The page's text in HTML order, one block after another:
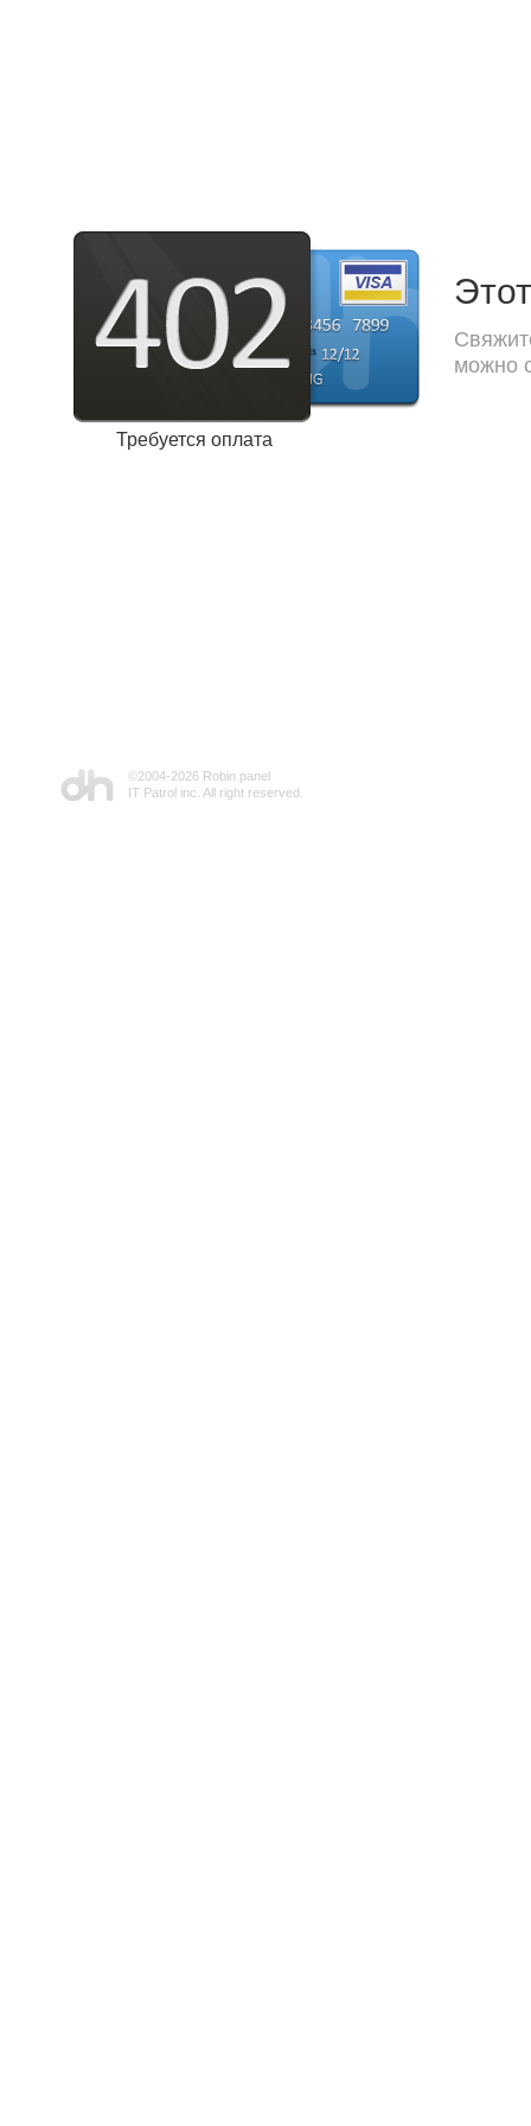
Требуется оплата
можно
©2004-2026 Robin panel
IT Patrol inc. All right reserved.